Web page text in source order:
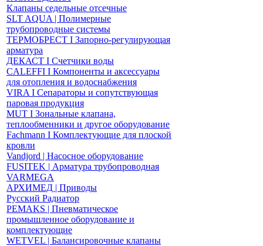
Клапаны седельные отсечные
SLT AQUA | Полимерные
трубопроводные системы
ТЕРМОБРЕСТ І Запорно-регулирующая
арматура
ДЕКАСТ І Счетчики воды
CALEFFI І Компоненты и аксессуары
для отопления и водоснабжения
VIRA І Сепараторы и сопутствующая
паровая продукция
MUT І Зональные клапана,
теплообменники и другое оборудование
Fachmann І Комплектующие для плоской
кровли
Vandjord | Насосное оборудование
FUSITEK | Арматура трубопроводная
VARMEGA
АРХИМЕД | Приводы
Русский Радиатор
PEMAKS | Пневматическое
промышленное оборудование и
комплектующие
WETVEL | Балансировочные клапаны